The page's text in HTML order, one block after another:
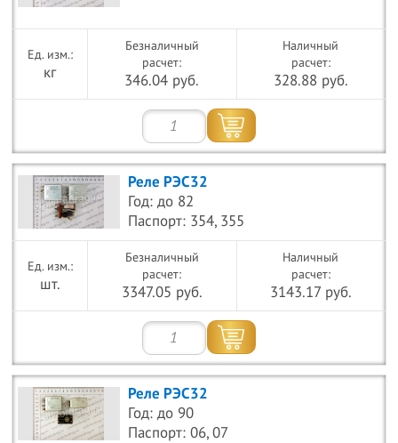
кг
Безналичный
расчет:
346.04 руб.
Наличный
расчет:
328.88 руб.
Реле РЭС32
Год: до 82
Паспорт: 354, 355
шт.
Безналичный
расчет:
3347.05 руб.
Наличный
расчет:
3143.17 руб.
Реле РЭС32
Год: до 90
Паспорт: 06, 07